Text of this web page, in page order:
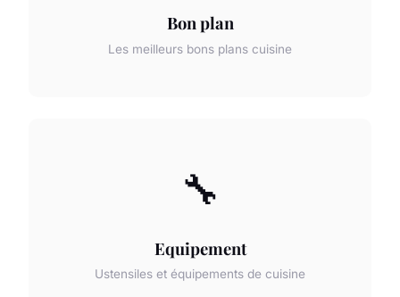
Bon plan
Les meilleurs bons plans cuisine
🔧
Equipement
Ustensiles et équipements de cuisine